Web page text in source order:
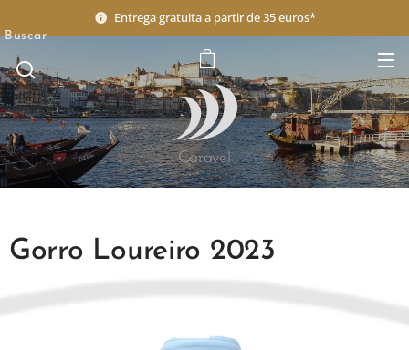
Entrega gratuita a partir de 35 euros*
Caravel
Buscar
Gorro Loureiro 2023